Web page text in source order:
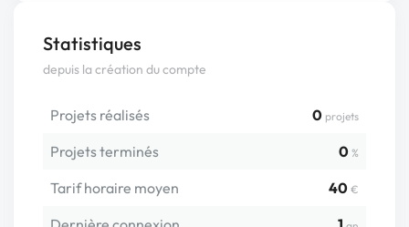
Statistiques
depuis la création du compte
Projets réalisés 0 projets
Projets terminés 0 %
Tarif horaire moyen 40 €